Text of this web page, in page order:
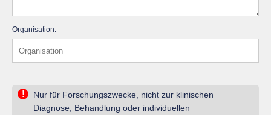
Organisation:
!
Nur für Forschungszwecke, nicht zur klinischen
Diagnose, Behandlung oder individuellen